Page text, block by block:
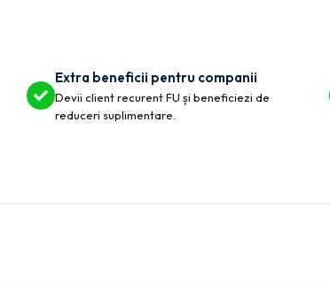
Extra beneficii pentru companii
Devii client recurent FU și beneficiezi de
reduceri suplimentare.